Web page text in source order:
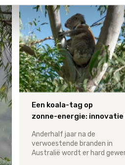
WWF-Australia /
Een koala-tag op
Anderhalf jaar na de
verwoestende branden in